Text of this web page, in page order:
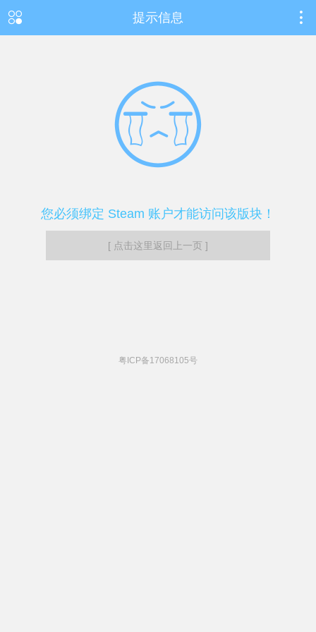
提示信息
您必须绑定 Steam 账户才能访问该版块！
[ 点击这里返回上一页 ]
粤ICP备17068105号